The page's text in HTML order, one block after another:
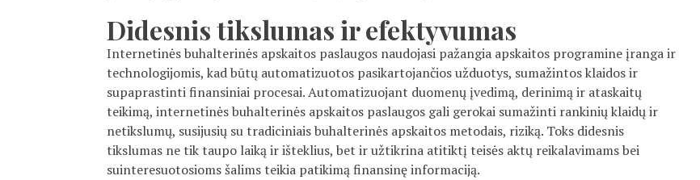
Didesnis tikslumas ir efektyvumas
Internetinės buhalterinės apskaitos paslaugos naudojasi pažangia apskaitos programine įranga ir
technologijomis, kad būtų automatizuotos pasikartojančios užduotys, sumažintos klaidos ir
supaprastinti finansiniai procesai. Automatizuojant duomenų įvedimą, derinimą ir ataskaitų
teikimą, internetinės buhalterinės apskaitos paslaugos gali gerokai sumažinti rankinių klaidų ir
netikslumų, susijusių su tradiciniais buhalterinės apskaitos metodais, riziką. Toks didesnis
tikslumas ne tik taupo laiką ir išteklius, bet ir užtikrina atitiktį teisės aktų reikalavimams bei
suinteresuotosioms šalims teikia patikimą finansinę informaciją.